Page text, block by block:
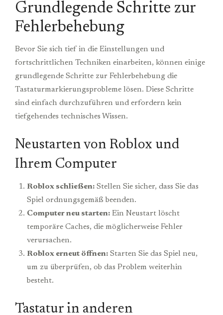
Grundlegende Schritte zur
Fehlerbehebung
Bevor Sie sich tief in die Einstellungen und
fortschrittlichen Techniken einarbeiten, können einige
grundlegende Schritte zur Fehlerbehebung die
Tastaturmarkierungsprobleme lösen. Diese Schritte
sind einfach durchzuführen und erfordern kein
tiefgehendes technisches Wissen.
Neustarten von Roblox und
Ihrem Computer
Roblox schließen: Stellen Sie sicher, dass Sie das
Spiel ordnungsgemäß beenden.
Computer neu starten: Ein Neustart löscht
temporäre Caches, die möglicherweise Fehler
verursachen.
Roblox erneut öffnen: Starten Sie das Spiel neu,
um zu überprüfen, ob das Problem weiterhin
besteht.
Tastatur in anderen